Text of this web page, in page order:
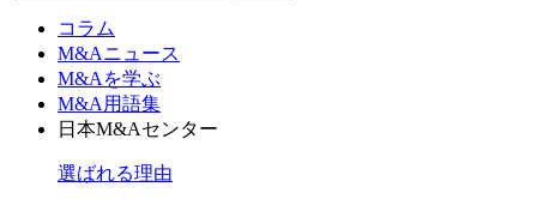
コラム
M&Aニュース
M&Aを学ぶ
M&A用語集
日本M&Aセンター
選ばれる理由